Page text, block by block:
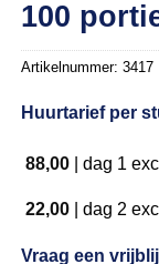
100
Artikelnummer:3417
Huurtarief per
88,00 |dag 1
22,00 |dag 2
Vraag een